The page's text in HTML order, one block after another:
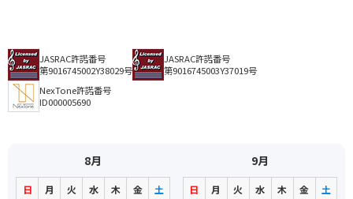
JASRAC許諾番号
第9016745002Y38029号
JASRAC許諾番号
第9016745003Y37019号
NexTone許諾番号
ID000005690
8月
日 月 火 水 木 金 土
9月
日 月 火 水 木 金 土